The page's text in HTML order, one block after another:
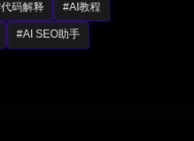
#代码解释 #AI教程
#AI SEO助手